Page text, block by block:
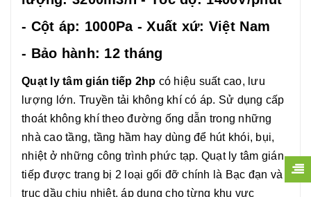
- Cột áp: 1000Pa - Xuất xứ: Việt Nam
- Bảo hành: 12 tháng
Quạt ly tâm gián tiếp 2hp có hiệu suất cao, lưu
lượng lớn. Truyền tải không khí có áp. Sử dụng cấp
thoát không khí theo đường ống dẫn trong những
nhà cao tầng, tầng hầm hay dùng để hút khói, bụi,
nhiệt ở những công trình phức tạp. Quạt ly tâm gián
tiếp được trang bị 2 loại gối đỡ chính là Bạc đạn và
trục dầu chịu nhiệt, áp dụng cho từng khu vực